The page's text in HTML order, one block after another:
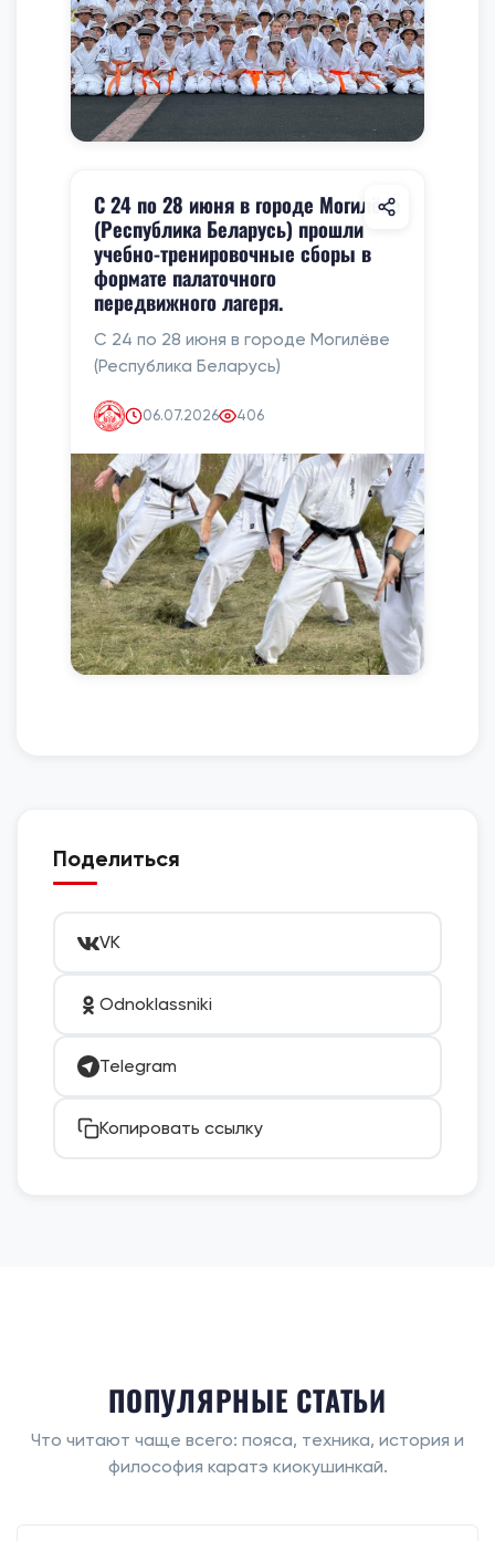
С 24 по 28 июня в городе Могилёве
(Республика Беларусь) прошли
учебно-тренировочные сборы в
формате палаточного
передвижного лагеря.
С 24 по 28 июня в городе Могилёве
(Республика Беларусь)
06.07.2026 406
Поделиться
VK
Odnoklassniki
Telegram
Копировать ссылку
ПОПУЛЯРНЫЕ СТАТЬИ
Что читают чаще всего: пояса, техника, история и
философия каратэ киокушинкай.